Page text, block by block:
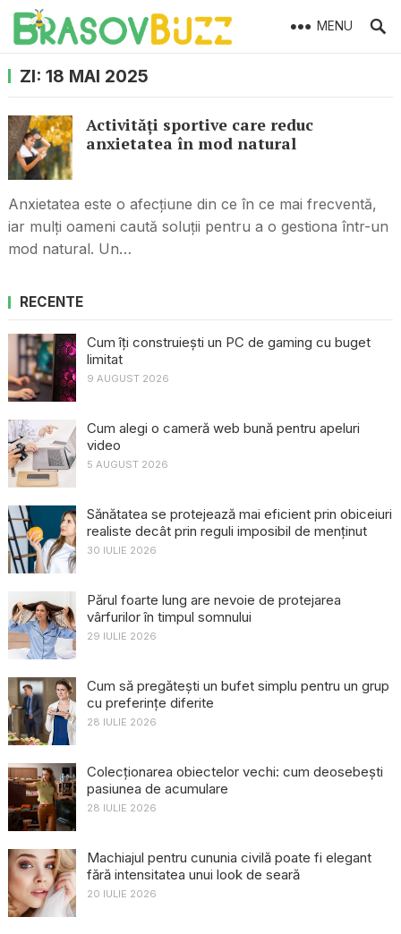
MENU
ZI: 18 MAI 2025
Activități sportive care reduc
anxietatea în mod natural
Anxietatea este o afecțiune din ce în ce mai frecventă,
iar mulți oameni caută soluții pentru a o gestiona într-un
mod natural. Un…
RECENTE
Cum îți construiești un PC de gaming cu buget
limitat
9 AUGUST 2026
Cum alegi o cameră web bună pentru apeluri
video
5 AUGUST 2026
Sănătatea se protejează mai eficient prin obiceiuri
realiste decât prin reguli imposibil de menținut
30 IULIE 2026
Părul foarte lung are nevoie de protejarea
vârfurilor în timpul somnului
29 IULIE 2026
Cum să pregătești un bufet simplu pentru un grup
cu preferințe diferite
28 IULIE 2026
Colecționarea obiectelor vechi: cum deosebești
pasiunea de acumulare
28 IULIE 2026
Machiajul pentru cununia civilă poate fi elegant
fără intensitatea unui look de seară
20 IULIE 2026